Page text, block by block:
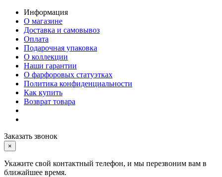
Информация
О магазине
Доставка и самовывоз
Оплата
Подарочная упаковка
О коллекции
Наши гарантии
О фарфоровых статуэтках
Политика конфиденциальности
Как купить
Возврат товара
Заказать звонок
×
Укажите свой контактный телефон, и мы перезвоним вам в
ближайшее время.